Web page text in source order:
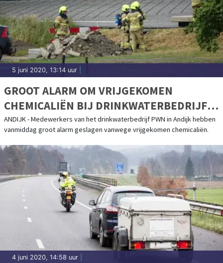
5 juni 2020, 13:14 uur
GROOT ALARM OM VRIJGEKOMEN
CHEMICALIËN BIJ DRINKWATERBEDRIJF
PWN IN ANDIJK
ANDIJK - Medewerkers van het drinkwaterbedrijf PWN in Andijk hebben
vanmiddag groot alarm geslagen vanwege vrijgekomen chemicaliën.
4 juni 2020, 14:58 uur